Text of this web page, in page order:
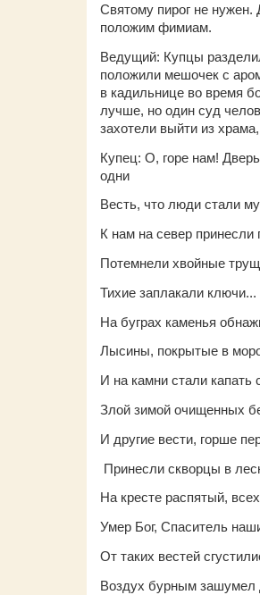
Святому пирог не нужен.
положим фимиам.
Ведущий: Купцы
положили мешочек с
в кадильнице во время
лучше, но один суд
захотели выйти из
Купец: О, горе нам!
одни
Весть, что люди стали
К нам на север принесли
Потемнели хвойные
Тихие заплакали ключи...
На буграх каменья
Лысины, покрытые в
И на камни стали капать
Злой зимой очищенных
И другие вести, горше
Принесли скворцы в
На кресте распятый,
Умер Бог, Спаситель
От таких вестей
Воздух бурным